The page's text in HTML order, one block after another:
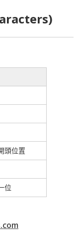
頭位置
位